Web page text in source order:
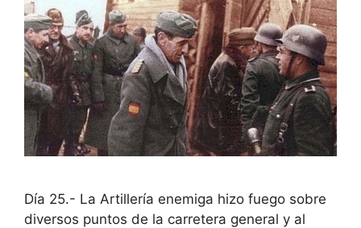
Día 25.- La Artillería enemiga hizo fuego sobre
diversos puntos de la carretera general y al